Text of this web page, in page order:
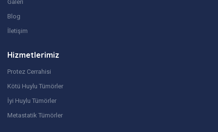
Galeri
Blog
İletişim
Hizmetlerimiz
Protez Cerrahisi
Kötü Huylu Tümörler
İyi Huylu Tümörler
Metastatik Tümörler